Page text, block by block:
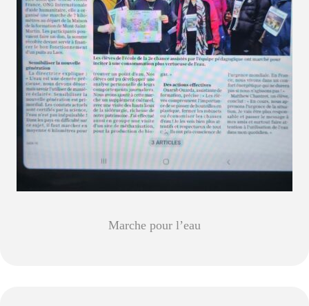
Marche pour l’eau